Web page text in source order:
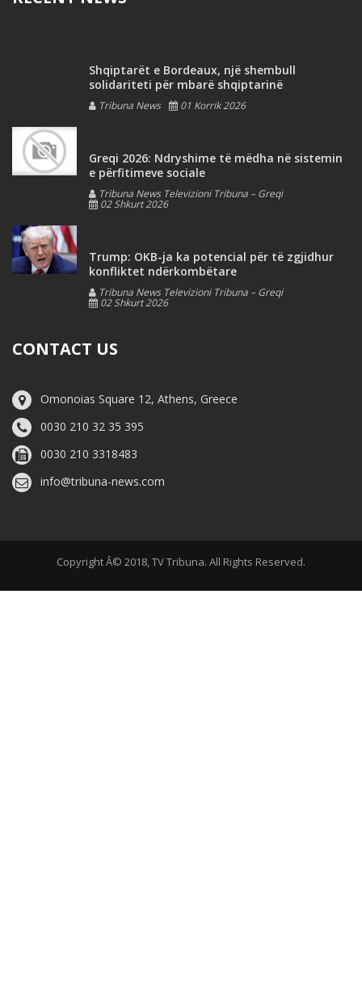
Shqiptarët e Bordeaux, një shembull
solidariteti për mbarë shqiptarinë
Tribuna News 01 Korrik 2026
Greqi 2026: Ndryshime të mëdha në sistemin
e përfitimeve sociale
Tribuna News Televizioni Tribuna – Greqi
02 Shkurt 2026
Trump: OKB-ja ka potencial për të zgjidhur
konfliktet ndërkombëtare
Tribuna News Televizioni Tribuna – Greqi
02 Shkurt 2026
CONTACT US
Omonoias Square 12, Athens, Greece
0030 210 32 35 395
0030 210 3318483
info@tribuna-news.com
Copyright Â© 2018, TV Tribuna. All Rights Reserved.